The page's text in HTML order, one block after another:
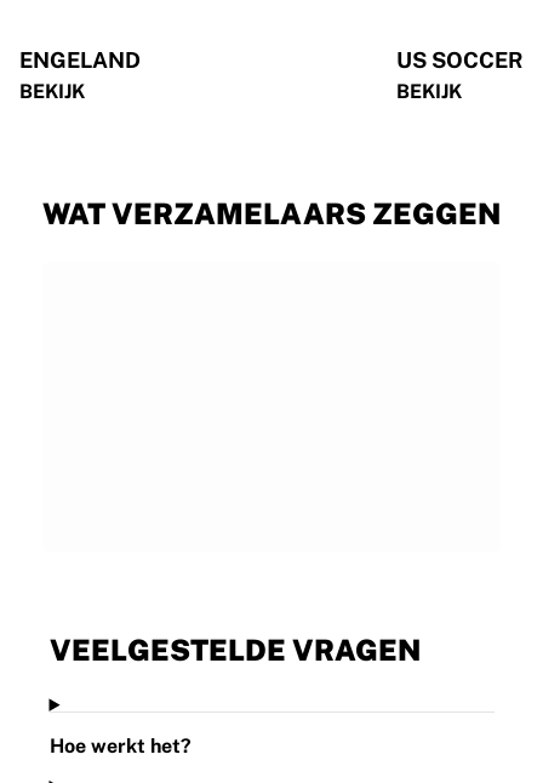
ENGELAND
BEKIJK
US SOCCER
BEKIJK
WAT VERZAMELAARS ZEGGEN
VEELGESTELDE VRAGEN
Hoe werkt het?